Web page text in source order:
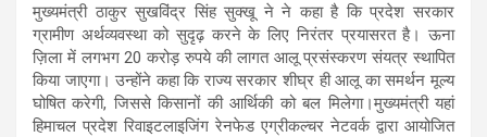
मुख्यमंत्री ठाकुर सुखविंद्र सिंह सुक्खू ने ने कहा है कि प्रदेश सरकार
ग्रामीण अर्थव्यवस्था को सुदृढ़ करने के लिए निरंतर प्रयासरत है। ऊना
ज़िला में लगभग 20 करोड़ रुपये की लागत आलू प्रसंस्करण संयत्र स्थापित
किया जाएगा। उन्होंने कहा कि राज्य सरकार शीघ्र ही आलू का समर्थन मूल्य
घोषित करेगी, जिससे किसानों की आर्थिकी को बल मिलेगा।मुख्यमंत्री यहां
हिमाचल प्रदेश रिवाइटलाइजिंग रेनफेड एग्रीकल्चर नेटवर्क द्वारा आयोजित